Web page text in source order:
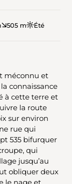
505 m Été
méconnu et
connaissance
à cette terre et
sur environ
rue qui
535 bifurquer
qui
obliquer deux